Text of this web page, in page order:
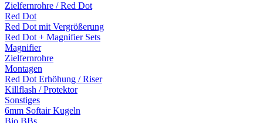
Zielfernrohre / Red Dot
Red Dot
Red Dot mit Vergrößerung
Red Dot + Magnifier Sets
Magnifier
Zielfernrohre
Montagen
Red Dot Erhöhung / Riser
Killflash / Protektor
Sonstiges
6mm Softair Kugeln
Bio BBs